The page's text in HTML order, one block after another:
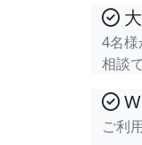
4名
相談
ご利